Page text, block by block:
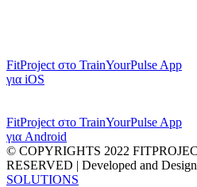
FitProject στο TrainYourPulse App
για iOS
FitProject στο TrainYourPulse App
για Android
© COPYRIGHTS 2022
RESERVED | Developed and
SOLUTIONS